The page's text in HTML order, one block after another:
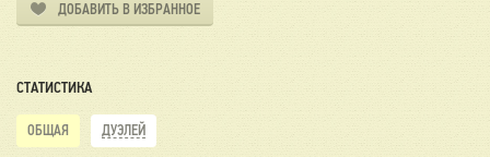
ДОБАВИТЬ В ИЗБРАННОЕ
СТАТИСТИКА
ОБЩАЯ ДУЭЛЕЙ